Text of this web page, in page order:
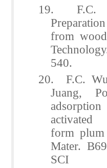
19. F.C.
from
540.
20. F.C.
Juang,
activated
form plum
Mater.
SCI